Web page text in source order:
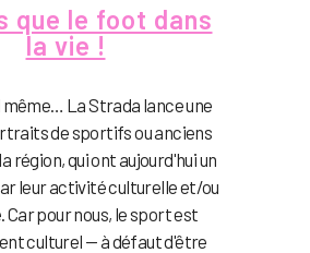
que le foot dans
la vie !
même… La Strada lance une
de sportifs ou anciens
région, qui ont aujourd'hui un
leur activité culturelle et/ou
Car pour nous, le sport est
culturel — à défaut d'être